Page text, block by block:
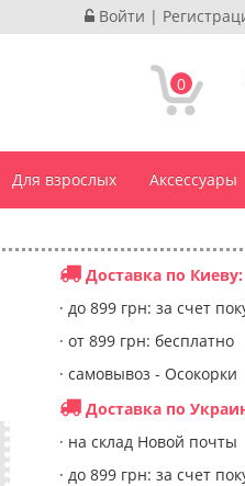
Войти |
0
Для взрослых Аксессуары
Доставка по Киеву:
· до 899 грн: за счет
· от 899 грн: бесплатно
· самовывоз - Осокорки
Доставка по
· на склад Новой почты
· до 899 грн: за счет